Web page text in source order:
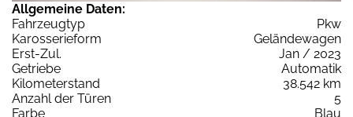
Allgemeine Daten:
Fahrzeugtyp
Pkw
Karosserieform
Geländewagen
Erst-Zul.
Jan / 2023
Getriebe
Automatik
Kilometerstand
38.542 km
Anzahl der Türen
5
Farbe
Blau